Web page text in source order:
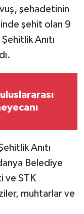
şehadetinin
şehit olan 9
Anıtı
Anıtı
Belediye
ve STK
muhtarlar ve